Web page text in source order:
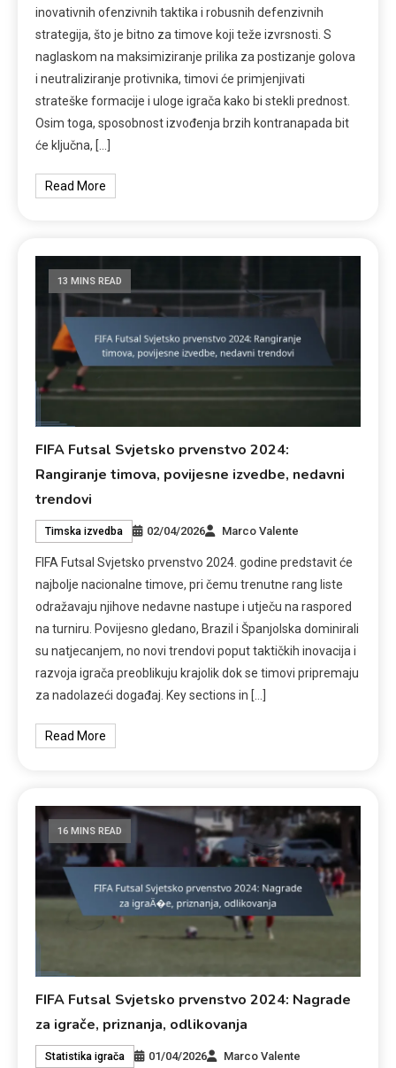
inovativnih ofenzivnih taktika i robusnih defenzivnih
strategija, što je bitno za timove koji teže izvrsnosti. S
naglaskom na maksimiziranje prilika za postizanje golova
i neutraliziranje protivnika, timovi će primjenjivati
strateške formacije i uloge igrača kako bi stekli prednost.
Osim toga, sposobnost izvođenja brzih kontranapada bit
će ključna, […]
Read More
13 MINS READ
FIFA Futsal Svjetsko prvenstvo 2024:
Rangiranje timova, povijesne izvedbe, nedavni
trendovi
Timska izvedba 02/04/2026 Marco Valente
FIFA Futsal Svjetsko prvenstvo 2024. godine predstavit će
najbolje nacionalne timove, pri čemu trenutne rang liste
odražavaju njihove nedavne nastupe i utječu na raspored
na turniru. Povijesno gledano, Brazil i Španjolska dominirali
su natjecanjem, no novi trendovi poput taktičkih inovacija i
razvoja igrača preoblikuju krajolik dok se timovi pripremaju
za nadolazeći događaj. Key sections in […]
Read More
16 MINS READ
FIFA Futsal Svjetsko prvenstvo 2024: Nagrade
za igrače, priznanja, odlikovanja
Statistika igrača 01/04/2026 Marco Valente